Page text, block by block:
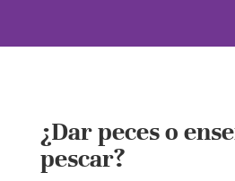
¿Dar peces o
pescar?